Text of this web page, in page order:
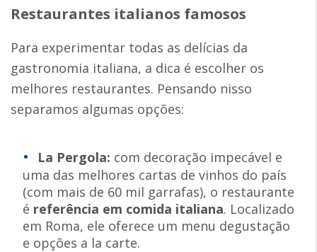
Restaurantes italianos famosos
Para experimentar todas as delícias da
gastronomia italiana, a dica é escolher os
melhores restaurantes. Pensando nisso
separamos algumas opções:
La Pergola: com decoração impecável e
uma das melhores cartas de vinhos do país
(com mais de 60 mil garrafas), o restaurante
é referência em comida italiana. Localizado
em Roma, ele oferece um menu degustação
e opções a la carte.